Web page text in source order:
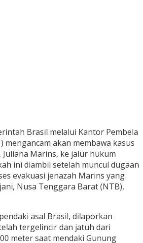
Brasil melalui Kantor Pembela
mengancam akan membawa kasus
Marins, ke jalur hukum
ini diambil setelah muncul dugaan
evakuasi jenazah Marins yang
Nusa Tenggara Barat (NTB),
asal Brasil, dilaporkan
tergelincir dan jatuh dari
meter saat mendaki Gunung